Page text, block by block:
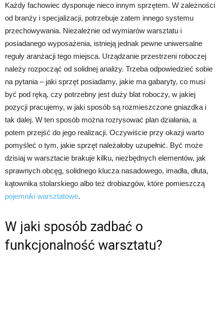
Każdy fachowiec dysponuje nieco innym sprzętem. W zależności
od branży i specjalizacji, potrzebuje zatem innego systemu
przechowywania. Niezależnie od wymiarów warsztatu i
posiadanego wyposażenia, istnieją jednak pewne uniwersalne
reguły aranżacji tego miejsca. Urządzanie przestrzeni roboczej
należy rozpocząć od solidnej analizy. Trzeba odpowiedzieć sobie
na pytania – jaki sprzęt posiadamy, jakie ma gabaryty, co musi
być pod ręką, czy potrzebny jest duży blat roboczy, w jakiej
pozycji pracujemy, w jaki sposób są rozmieszczone gniazdka i
tak dalej. W ten sposób można rozrysować plan działania, a
potem przejść do jego realizacji. Oczywiście przy okazji warto
pomyśleć o tym, jakie sprzęt należałoby uzupełnić. Być może
dzisiaj w warsztacie brakuje kilku, niezbędnych elementów, jak
sprawnych obcęg, solidnego klucza nasadowego, imadła, dłuta,
kątownika stolarskiego albo też drobiazgów, które pomieszczą
pojemniki warsztatowe.
W jaki sposób zadbać o
funkcjonalność warsztatu?